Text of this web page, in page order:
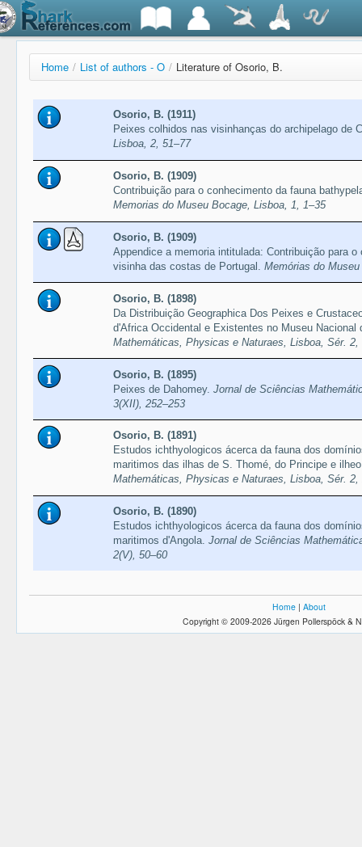
Home / List of authors - O / Literature of Osorio, B.
Osorio, B. (1911)
Peixes colhidos nas visinhanças do archipelago de
Lisboa, 2, 51–77
Osorio, B. (1909)
Contribuição para o conhecimento da fauna
Memorias do Museu Bocage, Lisboa, 1, 1–35
Osorio, B. (1909)
Appendice a memoria intitulada: Contribuição para
visinha das costas de Portugal. Memórias do
Osorio, B. (1898)
Da Distribuição Geographica Dos Peixes e
d'Africa Occidental e Existentes no Museu Nacional
Mathemáticas, Physicas e Naturaes, Lisboa, Sér. 2,
Osorio, B. (1895)
Peixes de Dahomey. Jornal de Sciências
3(XII), 252–253
Osorio, B. (1891)
Estudos ichthyologicos ácerca da fauna dos
maritimos das ilhas de S. Thomé, do Principe e
Mathemáticas, Physicas e Naturaes, Lisboa, Sér. 2,
Osorio, B. (1890)
Estudos ichthyologicos ácerca da fauna dos
maritimos d'Angola. Jornal de Sciências
2(V), 50–60
Home | About
Copyright © 2009-2026 Jürgen Pollerspöck &